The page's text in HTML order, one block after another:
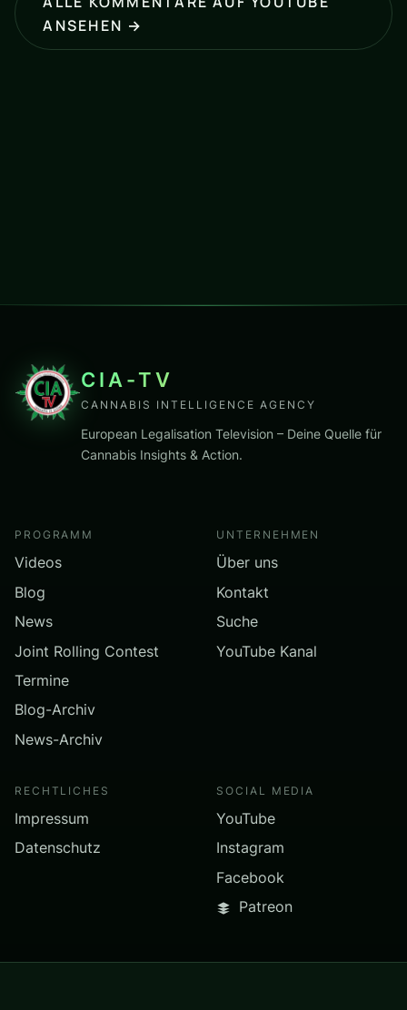
ANSEHEN →
CIA-TV
CANNABIS INTELLIGENCE AGENCY
European Legalisation Television – Deine Quelle für
Cannabis Insights & Action.
PROGRAMM
Videos
Blog
News
Joint Rolling Contest
Termine
Blog-Archiv
News-Archiv
UNTERNEHMEN
Über uns
Kontakt
Suche
YouTube Kanal
RECHTLICHES
Impressum
Datenschutz
SOCIAL MEDIA
YouTube
Instagram
Facebook
Patreon